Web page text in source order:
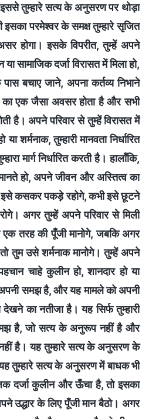
इससे तुम्हारे सत्य के अनुसरण पर थोड़ा
परमेश्वर के समक्ष तुम्हारे सृजित
होगा। इसके विपरीत, तुम्हें अपने
सामाजिक दर्जा विरासत में मिला हो,
बचाए जाने, अपना कर्तव्य निभाने
एक जैसा अवसर होता है और सभी
है। अपने परिवार से तुम्हें विरासत में
शर्मनाक, तुम्हारी मानवता निर्धारित
मार्ग निर्धारित करती है। हालाँकि,
हो, अपने जीवन और अस्तित्व का
इसे कसकर पकड़े रहोगे, कभी इसे छूटने
अगर तुम्हें अपने परिवार से मिली
तरह की पूँजी मानोगे, जबकि अगर
तुम उसे शर्मनाक मानोगे। तुम्हें अपने
चाहे कुलीन हो, शानदार हो या
अपनी समझ है, और यह मामले को अपनी
देखने का नतीजा है। यह सिर्फ तुम्हारी
है, जो सत्य के अनुरूप नहीं है और
है। यह तुम्हारे सत्य के अनुसरण के
तुम्हारे सत्य के अनुसरण में बाधक भी
दर्जा कुलीन और ऊँचा है, तो इसका
उद्धार के लिए पूँजी मान बैठो। अगर